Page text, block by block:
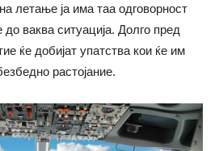
летање ја има таа одговорност
ваква ситуација. Долго пред
ќе добијат упатства кои ќе им
растојание.